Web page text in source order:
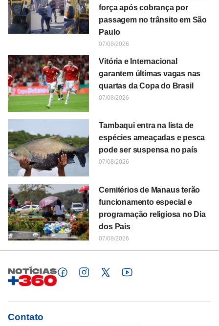
força após cobrança por
passagem no trânsito em São
Paulo
07/08/2026
Vitória e Internacional
garantem últimas vagas nas
quartas da Copa do Brasil
07/08/2026
Tambaqui entra na lista de
espécies ameaçadas e pesca
pode ser suspensa no país
07/08/2026
Cemitérios de Manaus terão
funcionamento especial e
programação religiosa no Dia
dos Pais
07/08/2026
Contato